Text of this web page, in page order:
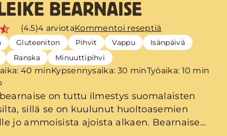
BEARNAISE
(4.5)4 arviotaKommentoi reseptiä
Gluteeniton Pihvit Vappu
Isänpäivä
Ranska
Minuuttipihvi
40 minKypsennysaika: 30 minTyöaika: 10 min
on tuttu ilmestys suomalaisten
sillä se on kuulunut huoltoasemien
jo ammoisista ajoista alkaen. Bearnaise